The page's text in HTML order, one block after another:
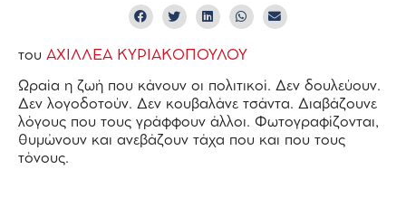
του ΑΧΙΛΛΕΑ ΚΥΡΙΑΚΟΠΟΥΛΟΥ
Ωραία η ζωή που κάνουν οι πολιτικοί. Δεν δουλεύουν.
Δεν λογοδοτούν. Δεν κουβαλάνε τσάντα. Διαβάζουνε
λόγους που τους γράφφουν άλλοι. Φωτογραφίζονται,
θυμώνουν και ανεβάζουν τάχα που και που τους
τόνους.